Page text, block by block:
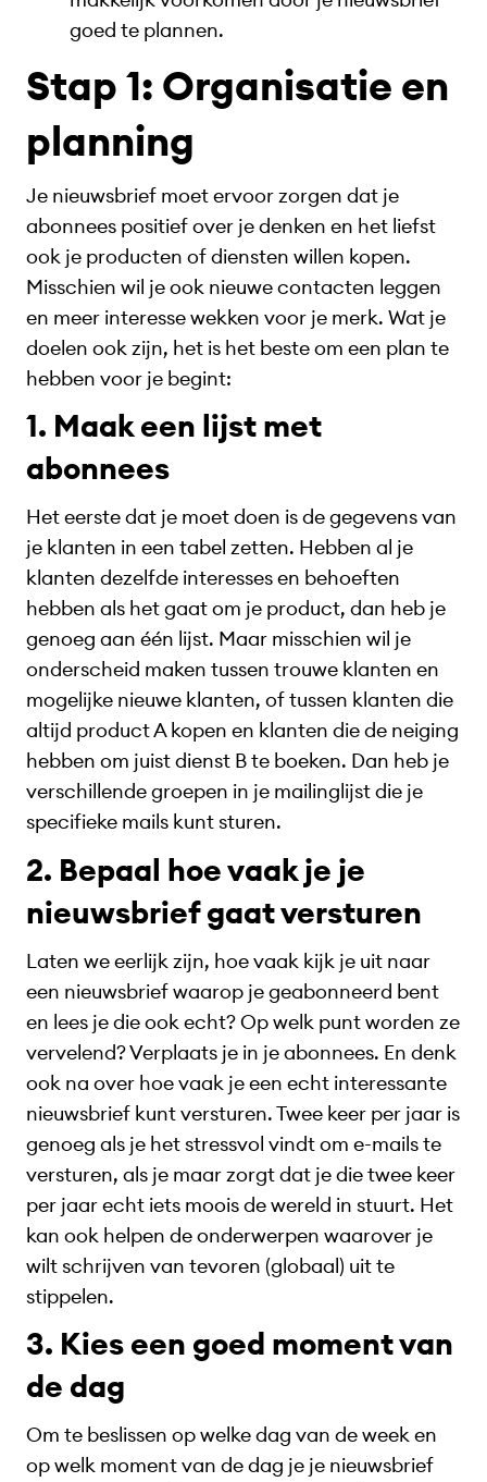
goed te plannen.
Stap 1: Organisatie en
planning
Je nieuwsbrief moet ervoor zorgen dat je
abonnees positief over je denken en het liefst
ook je producten of diensten willen kopen.
Misschien wil je ook nieuwe contacten leggen
en meer interesse wekken voor je merk. Wat je
doelen ook zijn, het is het beste om een plan te
hebben voor je begint:
1. Maak een lijst met
abonnees
Het eerste dat je moet doen is de gegevens van
je klanten in een tabel zetten. Hebben al je
klanten dezelfde interesses en behoeften
hebben als het gaat om je product, dan heb je
genoeg aan één lijst. Maar misschien wil je
onderscheid maken tussen trouwe klanten en
mogelijke nieuwe klanten, of tussen klanten die
altijd product A kopen en klanten die de neiging
hebben om juist dienst B te boeken. Dan heb je
verschillende groepen in je mailinglijst die je
specifieke mails kunt sturen.
2. Bepaal hoe vaak je je
nieuwsbrief gaat versturen
Laten we eerlijk zijn, hoe vaak kijk je uit naar
een nieuwsbrief waarop je geabonneerd bent
en lees je die ook echt? Op welk punt worden ze
vervelend? Verplaats je in je abonnees. En denk
ook na over hoe vaak je een echt interessante
nieuwsbrief kunt versturen. Twee keer per jaar is
genoeg als je het stressvol vindt om e-mails te
versturen, als je maar zorgt dat je die twee keer
per jaar echt iets moois de wereld in stuurt. Het
kan ook helpen de onderwerpen waarover je
wilt schrijven van tevoren (globaal) uit te
stippelen.
3. Kies een goed moment van
de dag
Om te beslissen op welke dag van de week en
op welk moment van de dag je je nieuwsbrief